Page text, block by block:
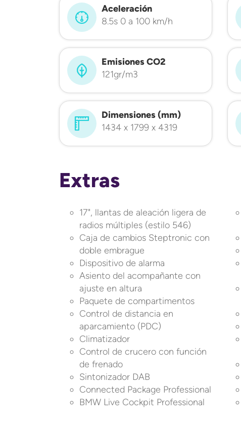
Aceleración
8.5s 0 a 100 km/h
Emisiones CO2
121gr/m3
Dimensiones (mm)
1434 x 1799 x 4319
Extras
17", llantas de aleación ligera de
radios múltiples (estilo 546)
Caja de cambios Steptronic con
doble embrague
Dispositivo de alarma
Asiento del acompañante con
ajuste en altura
Paquete de compartimentos
Control de distancia en
aparcamiento (PDC)
Climatizador
Control de crucero con función
de frenado
Sintonizador DAB
Connected Package Professional
BMW Live Cockpit Professional